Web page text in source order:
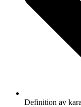
Definition av